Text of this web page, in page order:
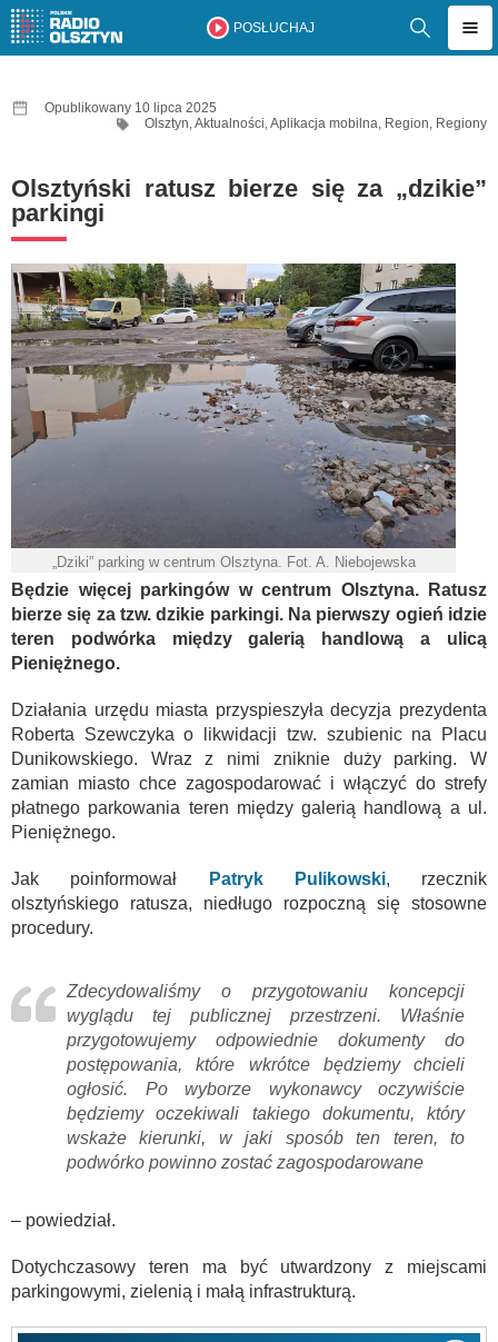
POSŁUCHAJ
Opublikowany 10 lipca 2025
Olsztyn,Aktualności,Aplikacja mobilna, Region, Regiony
Olsztyński ratusz bierze się za „dzikie”
parkingi
„Dziki” parking w centrum Olsztyna. Fot. A. Niebojewska
Będzie więcej parkingów w centrum Olsztyna. Ratusz
bierze się za tzw. dzikie parkingi. Na pierwszy ogień idzie
teren podwórka między galerią handlową a ulicą
Pieniężnego.
Działania urzędu miasta przyspieszyła decyzja prezydenta
Roberta Szewczyka o likwidacji tzw. szubienic na Placu
Dunikowskiego. Wraz z nimi zniknie duży parking. W
zamian miasto chce zagospodarować i włączyć do strefy
płatnego parkowania teren między galerią handlową a ul.
Pieniężnego.
Jak poinformował Patryk Pulikowski, rzecznik
olsztyńskiego ratusza, niedługo rozpoczną się stosowne
procedury.
Zdecydowaliśmy o przygotowaniu koncepcji
wyglądu tej publicznej przestrzeni. Właśnie
przygotowujemy odpowiednie dokumenty do
postępowania, które wkrótce będziemy chcieli
ogłosić. Po wyborze wykonawcy oczywiście
będziemy oczekiwali takiego dokumentu, który
wskaże kierunki, w jaki sposób ten teren, to
podwórko powinno zostać zagospodarowane
– powiedział.
Dotychczasowy teren ma być utwardzony z miejscami
parkingowymi, zielenią i małą infrastrukturą.